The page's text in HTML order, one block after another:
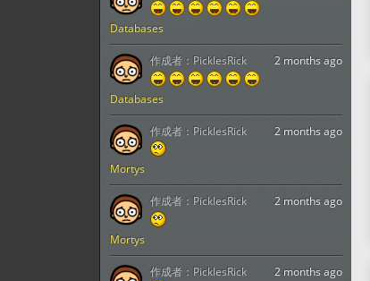
Databases
Databases
2 months ago
作成者： PicklesRick
Mortys
2 months ago
作成者： PicklesRick
Mortys
2 months ago
作成者： PicklesRick
2 months ago
作成者： PicklesRick